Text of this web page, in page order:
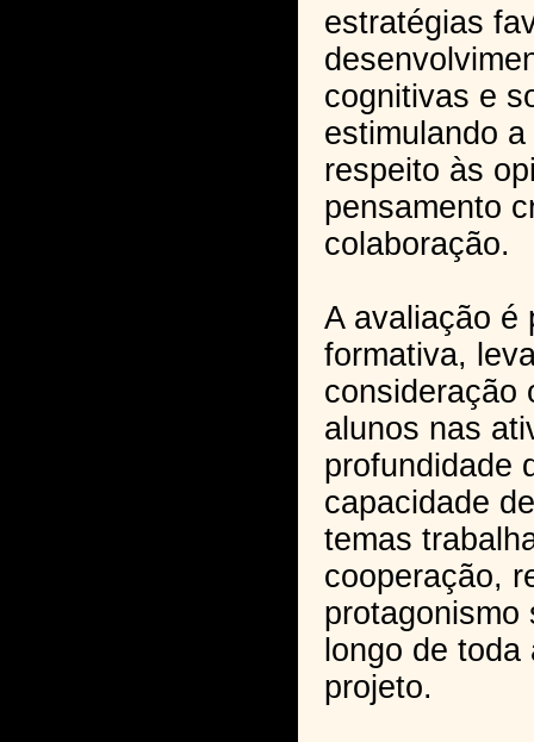
estratégias
cognitivas e
estimulando
respeito às
pensamento
colaboração.
A avaliação é
formativa,
consideração
alunos nas
profundidade
capacidade
temas
cooperação,
protagonismo
longo de
projeto.